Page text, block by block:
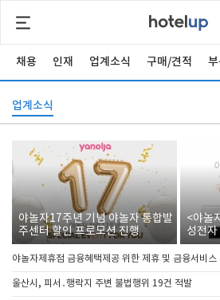
채용 인재 업계소식 구매/견적
업계소식
야놀자17주년 기념 야놀자 통합발
주센터 할인 프로모션 진행
<야놀
성전
야놀자제휴점 금융혜택제공 위한 제휴 및 금융서비스
울산시, 피서․행락지 주변 불법행위 19건 적발